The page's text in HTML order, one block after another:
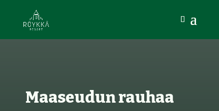
Maaseudun rauhaa